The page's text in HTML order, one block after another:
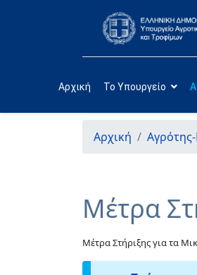
Αρχική Το Υπουργείο
Αρχική
Μέτρα
Μέτρα Στήριξης για τα